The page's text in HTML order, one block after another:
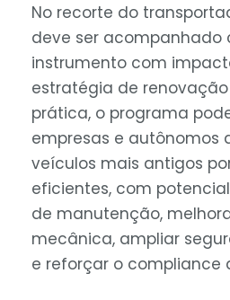
No recorte do
deve ser acompanhado
instrumento com
estratégia de
prática, o programa
empresas e autônomos
veículos mais antigos
eficientes, com
de manutenção,
mecânica, ampliar
e reforçar o compliance